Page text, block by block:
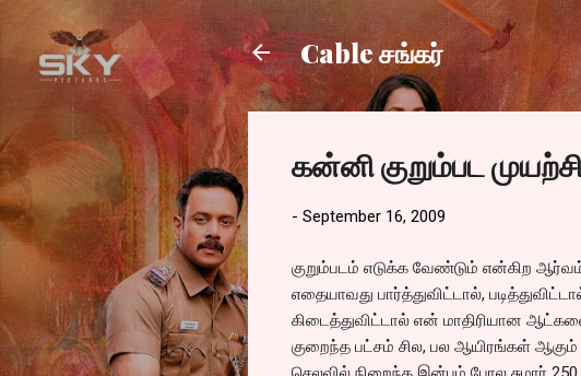
Cable சங்கர்
கன்னி குறும்பட
- September 16, 2009
குறும்படம் எடுக்க வேண்டும் என்கிற
எதையாவது பார்த்துவிட்டால்,
கிடைத்துவிட்டால் என் மாதிரியான
குறைந்த பட்சம் சில, பல ஆயிரங்கள்